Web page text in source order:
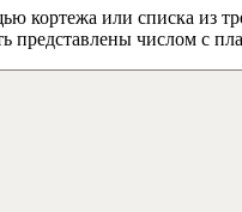
кортежа или списка из
представлены числом с